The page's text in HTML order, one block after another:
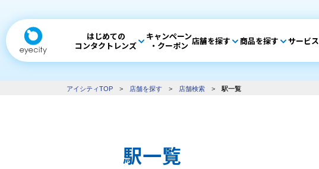
はじめての
コンタクトレンズ
キャンペーン
・クーポン 店舗を探す 商品を探す サービス
アイシティTOP > 店舗を探す > 店舗検索 > 駅一覧
駅一覧